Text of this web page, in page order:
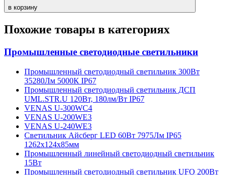
в корзину
Похожие товары в категориях
Промышленные светодиодные светильники
Промышленный светодиодный светильник 300Вт
35280Лм 5000К IP67
Промышленный светодиодный светильник ДСП
UML.STR.U 120Вт, 180лм/Вт IP67
VENAS U-300WC4
VENAS U-200WE3
VENAS U-240WE3
Светильник Айсберг LED 60Вт 7975Лм IP65
1262х124х85мм
Промышленный линейный светодиодный светильник
15Вт
Промышленный светодиодный светильник UFO 200Вт